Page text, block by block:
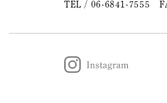
2023年03月 (3)
2023年02月 (2)
TEL / 06-6841-7555